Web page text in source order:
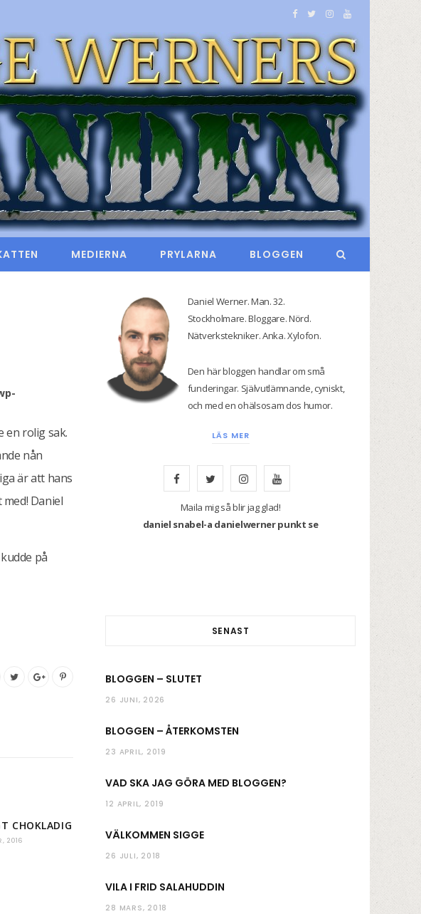
F
a
c
e
o
o
k
w
i
t
t
e
r
I
n
s
t
a
g
a
Y
o
u
T
u
MEDIERNA PRYLARNA BLOGGEN
en rolig sak.
nån
är att hans
Daniel
på
CHOKLADIG
2016
Daniel Werner. Man. 32.
Stockholmare. Bloggare. Nörd.
Nätverkstekniker. Anka. Xylofon.
Den här bloggen handlar om små
funderingar. Självutlämnande, cyniskt,
och med en ohälsosam dos humor.
LÄS MER
a
c
T
w
i
r
I
n
s
Y
u
Maila mig så blir jag glad!
daniel snabel-a danielwerner punkt se
SENAST
BLOGGEN – SLUTET
26 JUNI, 2026
BLOGGEN – ÅTERKOMSTEN
23 APRIL, 2019
VAD SKA JAG GÖRA MED BLOGGEN?
12 APRIL, 2019
VÄLKOMMEN SIGGE
26 JULI, 2018
VILA I FRID SALAHUDDIN
28 MARS, 2018